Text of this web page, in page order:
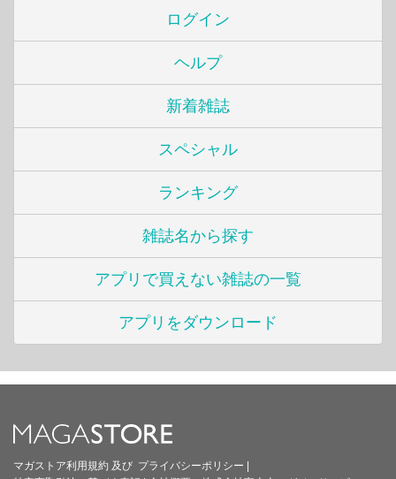
ログイン
ヘルプ
新着雑誌
スペシャル
ランキング
雑誌名から探す
アプリで買えない雑誌の一覧
アプリをダウンロード
マガストア利用規約 及び プライバシーポリシー